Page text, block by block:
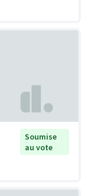
Soumise
au vote